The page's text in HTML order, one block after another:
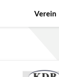
Verein